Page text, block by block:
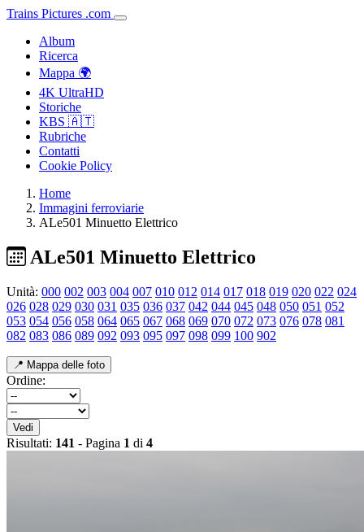
Trains Pictures .com
Album
Ricerca
Mappa 🌍
4K UltraHD
Storiche
KBS 🇦🇹
Rubriche
Contatti
Cookie Policy
Home
Immagini ferroviarie
ALe501 Minuetto Elettrico
ALe501 Minuetto Elettrico
Unità: 000 002 003 004 007 010 012 014 017 018 019 020 022 024
026 028 029 030 031 035 036 037 042 044 045 048 050 051 052
053 054 056 058 064 065 067 068 069 070 072 073 076 078 081
082 083 086 089 092 093 095 097 098 099 100 902
📍 Mappa delle foto
Ordine:
Vedi
Risultati: 141 - Pagina 1 di 4